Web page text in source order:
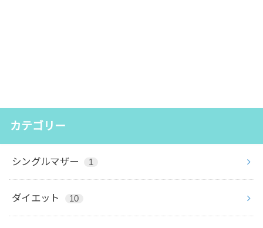
カテゴリー
シングルマザー 1
ダイエット 10